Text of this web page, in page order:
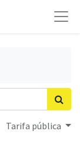
Tarifa pública